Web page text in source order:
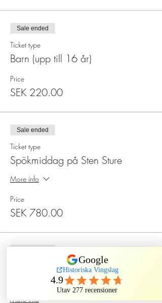
Sale ended
Ticket type
Barn (upp till 16 år)
Price
SEK 220.00
Sale ended
Ticket type
Spökmiddag på Sten Sture
More info
Price
SEK 780.00
Spökmiddag barn på Sten Sture
More info